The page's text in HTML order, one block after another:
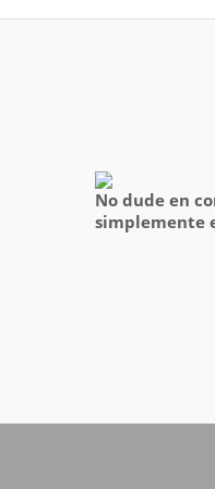
No dude en
simplemente